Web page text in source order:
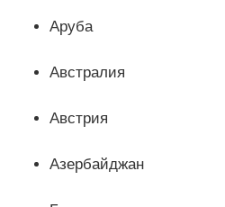
Аруба
Австралия
Австрия
Азербайджан